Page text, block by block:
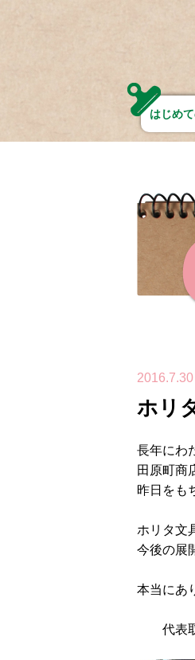
はじめ
2016.7.30
ホリ
長年にわ
田原町商
昨日をも
ホリタ文
今後の展
本当にあ
代表取